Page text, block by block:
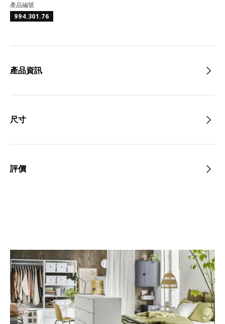
產品編號
994.301.76
產品資訊
尺寸
評價